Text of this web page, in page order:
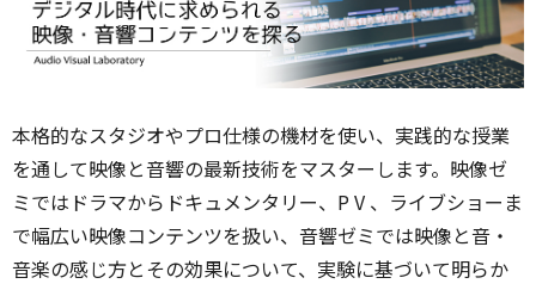
本格的なスタジオやプロ仕様の機材を使い、実践的な授業
を通して映像と音響の最新技術をマスターします。映像ゼ
ミではドラマからドキュメンタリー、P V 、ライブショーま
で幅広い映像コンテンツを扱い、音響ゼミでは映像と音・
音楽の感じ方とその効果について、実験に基づいて明らか